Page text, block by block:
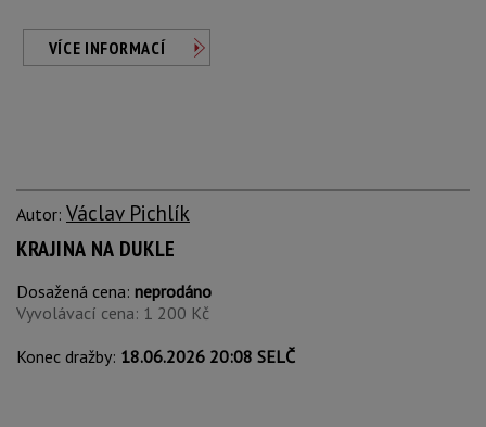
VÍCE INFORMACÍ
Autor: Václav Pichlík
KRAJINA NA DUKLE
Dosažená cena: neprodáno
Vyvolávací cena: 1 200 Kč
Konec dražby: 18.06.2026 20:08 SELČ